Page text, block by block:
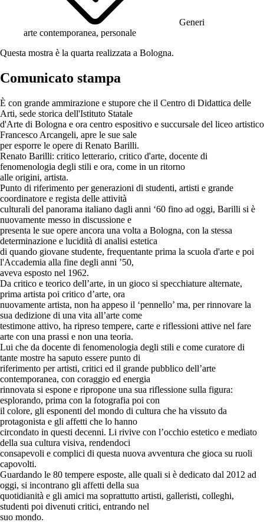
Generi
arte contemporanea, personale
Questa mostra è la quarta realizzata a Bologna.
Comunicato stampa
È con grande ammirazione e stupore che il Centro di Didattica delle
Arti, sede storica dell'Istituto Statale
d'Arte di Bologna e ora centro espositivo e succursale del liceo artistico
Francesco Arcangeli, apre le sue sale
per esporre le opere di Renato Barilli.
Renato Barilli: critico letterario, critico d'arte, docente di
fenomenologia degli stili e ora, come in un ritorno
alle origini, artista.
Punto di riferimento per generazioni di studenti, artisti e grande
coordinatore e regista delle attività
culturali del panorama italiano dagli anni ‘60 fino ad oggi, Barilli si è
nuovamente messo in discussione e
presenta le sue opere ancora una volta a Bologna, con la stessa
determinazione e lucidità di analisi estetica
di quando giovane studente, frequentante prima la scuola d'arte e poi
l'Accademia alla fine degli anni ’50,
aveva esposto nel 1962.
Da critico e teorico dell’arte, in un gioco si specchiature alternate,
prima artista poi critico d’arte, ora
nuovamente artista, non ha appeso il ‘pennello’ ma, per rinnovare la
sua dedizione di una vita all’arte come
testimone attivo, ha ripreso tempere, carte e riflessioni attive nel fare
arte con una prassi e non una teoria.
Lui che da docente di fenomenologia degli stili e come curatore di
tante mostre ha saputo essere punto di
riferimento per artisti, critici ed il grande pubblico dell’arte
contemporanea, con coraggio ed energia
rinnovata si espone e ripropone una sua riflessione sulla figura:
esplorando, prima con la fotografia poi con
il colore, gli esponenti del mondo di cultura che ha vissuto da
protagonista e gli affetti che lo hanno
circondato in questi decenni. Li rivive con l’occhio estetico e mediato
della sua cultura visiva, rendendoci
consapevoli e complici di questa nuova avventura che gioca su ruoli
capovolti.
Guardando le 80 tempere esposte, alle quali si è dedicato dal 2012 ad
oggi, si incontrano gli affetti della sua
quotidianità e gli amici ma soprattutto artisti, galleristi, colleghi,
studenti poi divenuti critici, entrando nel
suo mondo.